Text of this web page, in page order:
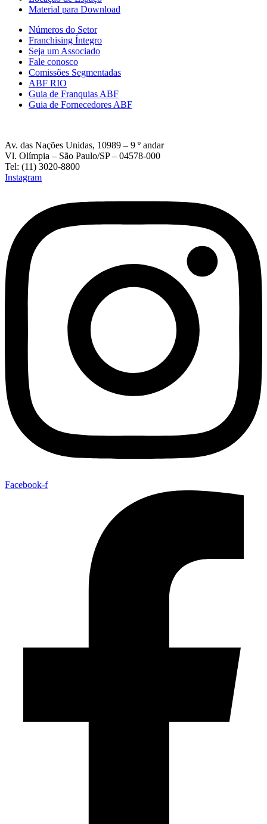
Material para Download
Números do Setor
Franchising Íntegro
Seja um Associado
Fale conosco
Comissões Segmentadas
ABF RIO
Guia de Franquias ABF
Guia de Fornecedores ABF
Av. das Nações Unidas, 10989 – 9 º andar
Vl. Olímpia – São Paulo/SP – 04578-000
Tel: (11) 3020-8800
Instagram
Facebook-f